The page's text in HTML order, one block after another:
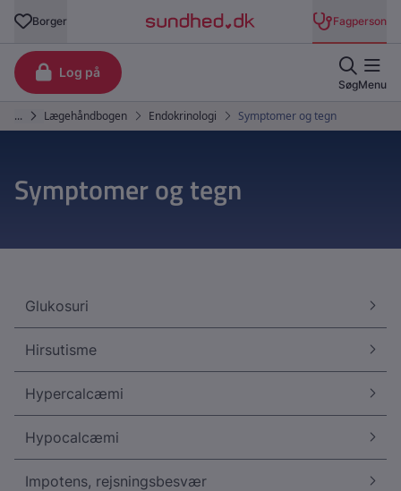
Symptomer og tegn
Glukosuri
Hirsutisme
Hypercalcæmi
Hypocalcæmi
Impotens, rejsningsbesvær